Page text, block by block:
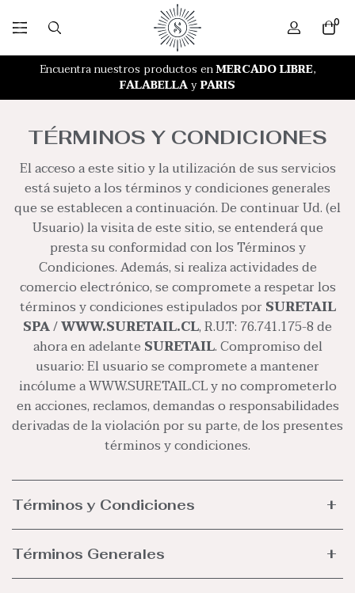
0
Encuentra nuestros productos enMERCADO LIBRE,
FALABELLAyPARIS
RETIRO GRATIS EN NUESTRA TIENDA
TÉRMINOS Y CONDICIONES
El acceso a este sitio y la utilización de sus servicios
está sujeto a los términos y condiciones generales
que se establecen a continuación. De continuar Ud. (el
Usuario) la visita de este sitio, se entenderá que
presta su conformidad con los Términos y
Condiciones. Además, si realiza actividades de
comercio electrónico, se compromete a respetar los
términos y condiciones estipulados por SURETAIL
SPA /WWW.SURETAIL.CL, R.U.T: 76.741.175-8 de
ahora en adelante SURETAIL. Compromiso del
usuario: El usuario se compromete a mantener
incólume aWWW.SURETAIL.CLy no comprometerlo
en acciones, reclamos, demandas o responsabilidades
derivadas de la violación por su parte, de los presentes
términos y condiciones.
Términos y Condiciones
Términos Generales